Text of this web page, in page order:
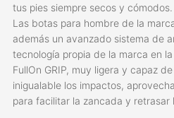
tus pies siempre secos y cómodos.
Las botas para hombre de la
además un avanzado sistema de
tecnología propia de la marca en
FullOn GRIP, muy ligera y capaz
inigualable los impactos,
para facilitar la zancada y retrasar